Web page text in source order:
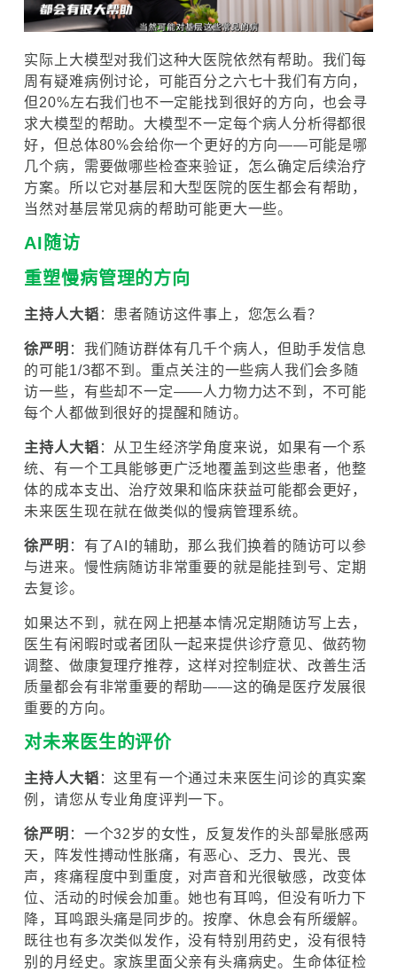
实际上大模型对我们这种大医院依然有帮助。我们每
周有疑难病例讨论，可能百分之六七十我们有方向，
但20%左右我们也不一定能找到很好的方向，也会寻
求大模型的帮助。大模型不一定每个病人分析得都很
好，但总体80%会给你一个更好的方向——可能是哪
几个病，需要做哪些检查来验证，怎么确定后续治疗
方案。所以它对基层和大型医院的医生都会有帮助，
当然对基层常见病的帮助可能更大一些。
AI随访
重塑慢病管理的方向
主持人大韬 ：患者随访这件事上，您怎么看？
徐严明 ：我们随访群体有几千个病人，但助手发信息
的可能1/3都不到。重点关注的一些病人我们会多随
访一些，有些却不一定——人力物力达不到，不可能
每个人都做到很好的提醒和随访。
主持人大韬 ：从卫生经济学角度来说，如果有一个系
统、有一个工具能够更广泛地覆盖到这些患者，他整
体的成本支出、治疗效果和临床获益可能都会更好，
未来医生现在就在做类似的慢病管理系统。
徐严明 ：有了AI的辅助，那么我们换着的随访可以参
与进来。慢性病随访非常重要的就是能挂到号、定期
去复诊。
如果达不到，就在网上把基本情况定期随访写上去，
医生有闲暇时或者团队一起来提供诊疗意见、做药物
调整、做康复理疗推荐，这样对控制症状、改善生活
质量都会有非常重要的帮助——这的确是医疗发展很
重要的方向。
对未来医生的评价
主持人大韬 ：这里有一个通过未来医生问诊的真实案
例，请您从专业角度评判一下。
徐严明 ：一个32岁的女性，反复发作的头部晕胀感两
天，阵发性搏动性胀痛，有恶心、乏力、畏光、畏
声，疼痛程度中到重度，对声音和光很敏感，改变体
位、活动的时候会加重。她也有耳鸣，但没有听力下
降，耳鸣跟头痛是同步的。按摩、休息会有所缓解。
既往也有多次类似发作，没有特别用药史，没有很特
别的月经史。家族里面父亲有头痛病史。生命体征检